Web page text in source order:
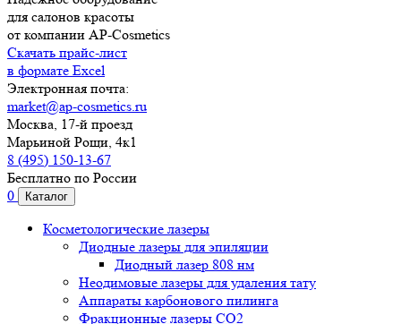
для салонов красоты
от компании AP-Cosmetics
Скачать прайс-лист
в формате Excel
Электронная почта:
market@ap-cosmetics.ru
Москва, 17-й проезд
Марьиной Рощи, 4к1
8 (495) 150-13-67
Бесплатно по России
0
Каталог
Косметологические лазеры
Диодные лазеры для эпиляции
Диодный лазер 808 нм
Неодимовые лазеры для удаления тату
Аппараты карбонового пилинга
Фракционные лазеры CO2